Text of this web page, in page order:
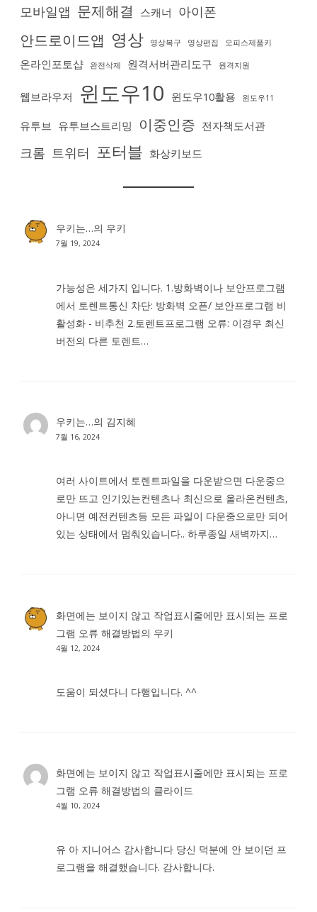
모바일앱 문제해결 스캐너 아이폰
안드로이드앱 영상 영상복구 영상편집 오피스제품키
온라인포토샵 완전삭제 원격서버관리도구 원격지원
웹브라우저 윈도우10 윈도우10활용 윈도우11
유투브 유투브스트리밍 이중인증 전자책도서관
크롬 트위터 포터블 화상키보드
우키는…의 우키
7월 19, 2024
가능성은 세가지 입니다. 1.방화벽이나 보안프로그램
에서 토렌트통신 차단: 방화벽 오픈/ 보안프로그램 비
활성화 - 비추천 2.토렌트프로그램 오류: 이경우 최신
버전의 다른 토렌트…
우키는…의 김지혜
7월 16, 2024
여러 사이트에서 토렌트파일을 다운받으면 다운중으
로만 뜨고 인기있는컨텐츠나 최신으로 올라온컨텐츠,
아니면 예전컨텐츠등 모든 파일이 다운중으로만 되어
있는 상태에서 멈춰있습니다.. 하루종일 새벽까지…
화면에는 보이지 않고 작업표시줄에만 표시되는 프로
그램 오류 해결방법의 우키
4월 12, 2024
도움이 되셨다니 다행입니다. ^^
화면에는 보이지 않고 작업표시줄에만 표시되는 프로
그램 오류 해결방법의 클라이드
4월 10, 2024
유 아 지니어스 감사합니다 당신 덕분에 안 보이던 프
로그램을 해결했습니다. 감사합니다.